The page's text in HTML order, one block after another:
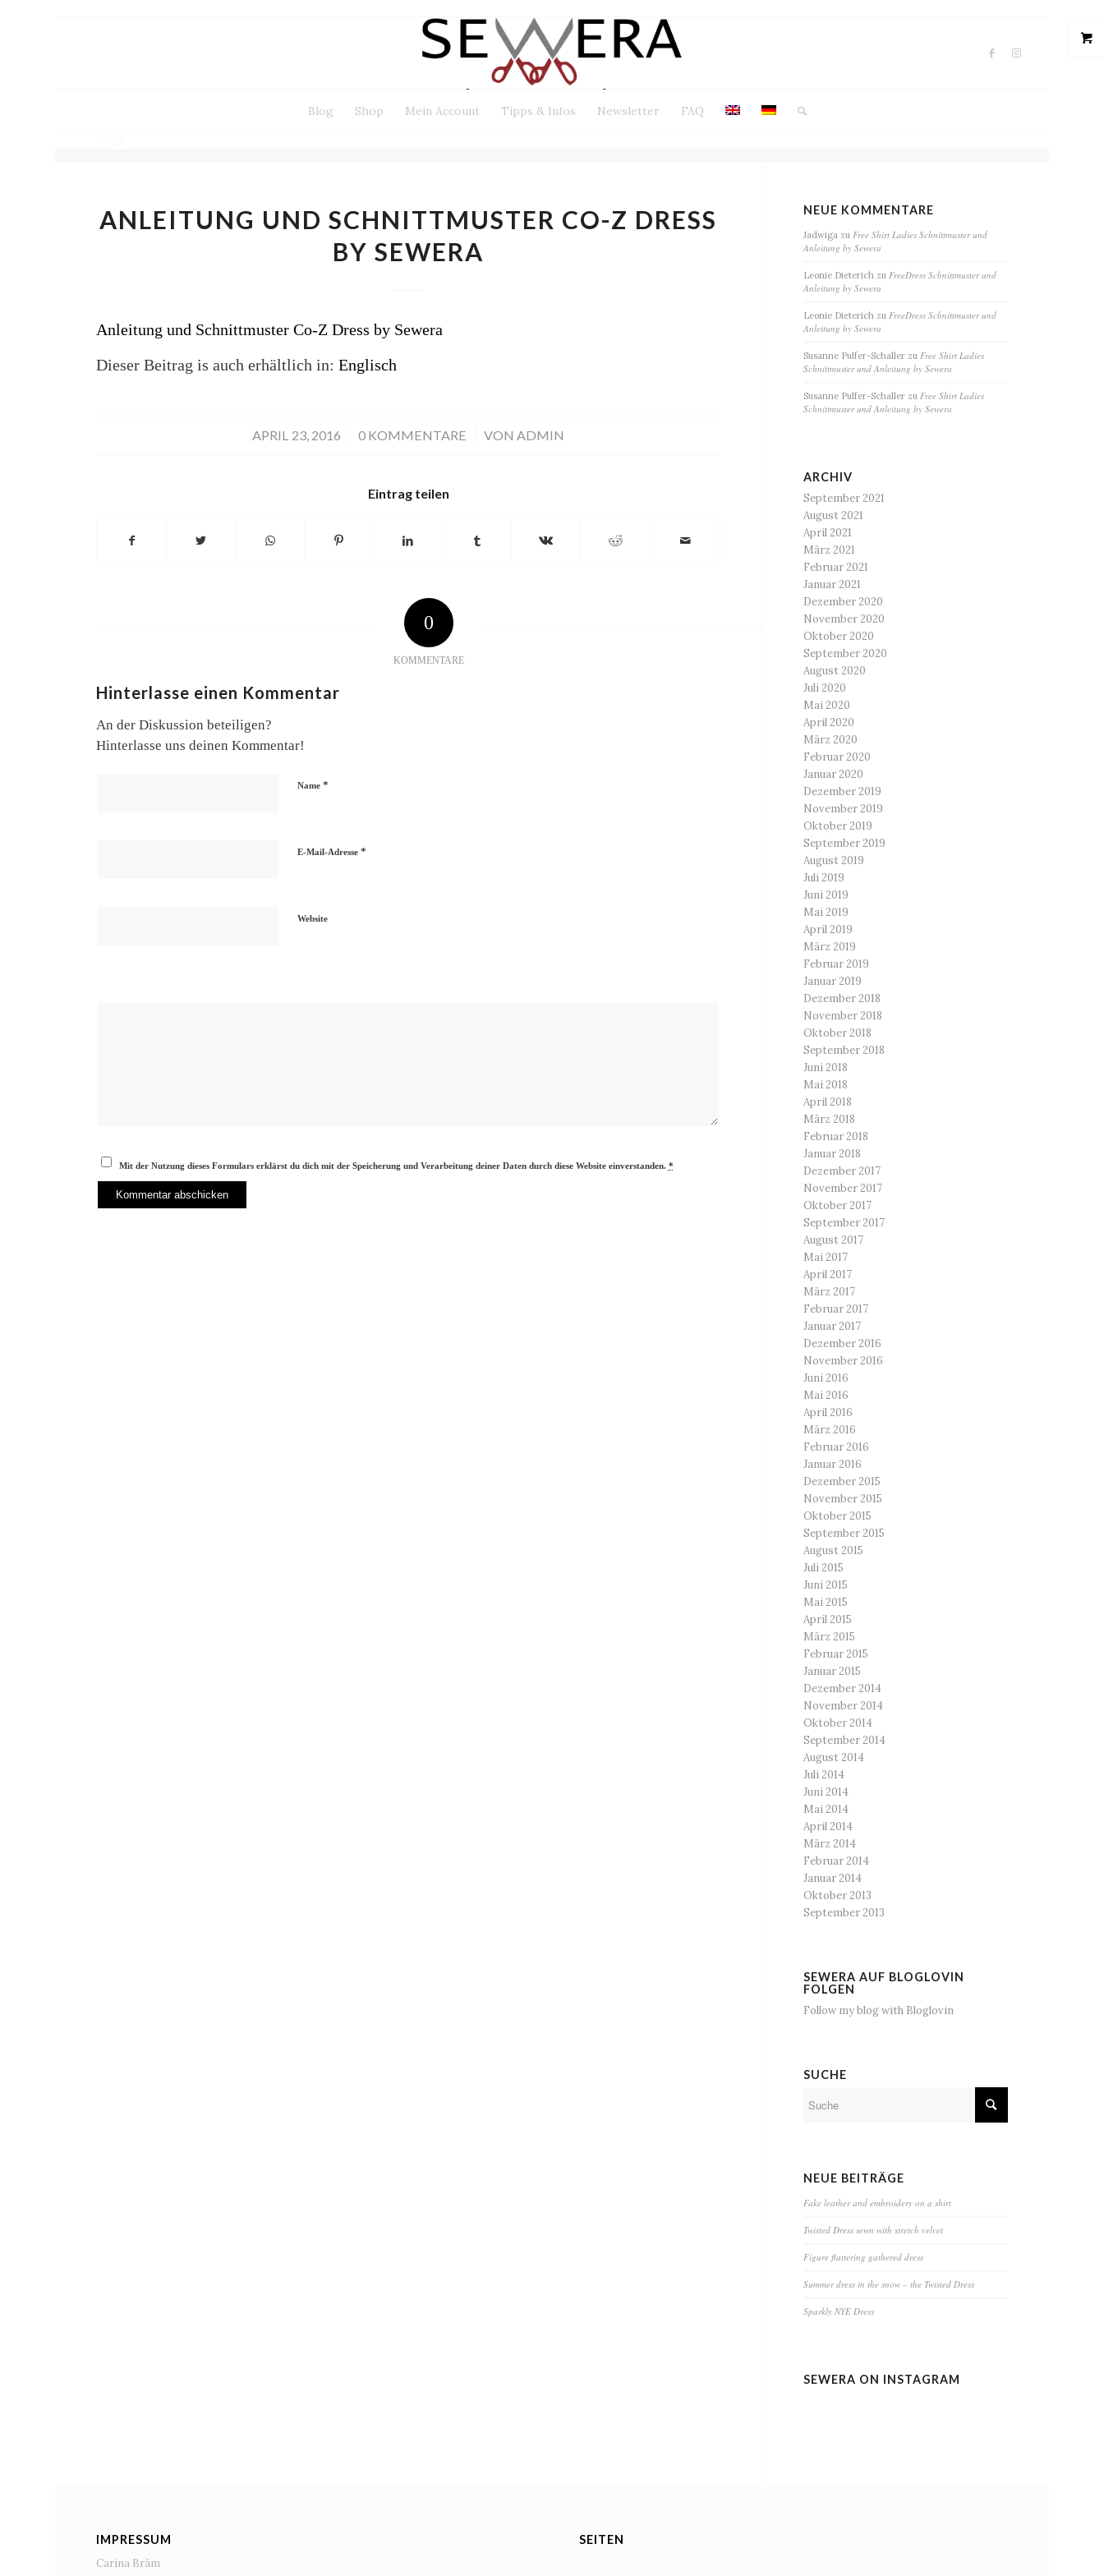
Blog Shop Mein Account Tipps & Infos Newsletter FAQ
ANLEITUNG UND SCHNITTMUSTER CO-Z DRESS
BY SEWERA
Anleitung und Schnittmuster Co-Z Dress by Sewera
Dieser Beitrag is auch erhältlich in:Englisch
APRIL 23, 2016
/ 0 KOMMENTARE
/ VONADMIN
Eintrag teilen
0
KOMMENTARE
Hinterlasse einen Kommentar
An der Diskussion beteiligen?
Hinterlasse uns deinen Kommentar!
Name*
E-Mail-Adresse*
Website
Mit der Nutzung dieses Formulars erklärst du dich mit der Speicherung und Verarbeitung deiner Daten durch diese Website einverstanden. *
NEUE KOMMENTARE
Jadwiga zuFree Shirt Ladies Schnittmuster und
Anleitung by Sewera
Leonie Dieterich zuFreeDress Schnittmuster und
Anleitung by Sewera
Leonie Dieterich zuFreeDress Schnittmuster und
Anleitung by Sewera
Susanne Pulfer-Schaller zuFree Shirt Ladies
Schnittmuster und Anleitung by Sewera
Susanne Pulfer-Schaller zuFree Shirt Ladies
Schnittmuster und Anleitung by Sewera
ARCHIV
September 2021
August 2021
April 2021
März 2021
Februar 2021
Januar 2021
Dezember 2020
November 2020
Oktober 2020
September 2020
August 2020
Juli 2020
Mai 2020
April 2020
März 2020
Februar 2020
Januar 2020
Dezember 2019
November 2019
Oktober 2019
September 2019
August 2019
Juli 2019
Juni 2019
Mai 2019
April 2019
März 2019
Februar 2019
Januar 2019
Dezember 2018
November 2018
Oktober 2018
September 2018
Juni 2018
Mai 2018
April 2018
März 2018
Februar 2018
Januar 2018
Dezember 2017
November 2017
Oktober 2017
September 2017
August 2017
Mai 2017
April 2017
März 2017
Februar 2017
Januar 2017
Dezember 2016
November 2016
Juni 2016
Mai 2016
April 2016
März 2016
Februar 2016
Januar 2016
Dezember 2015
November 2015
Oktober 2015
September 2015
August 2015
Juli 2015
Juni 2015
Mai 2015
April 2015
März 2015
Februar 2015
Januar 2015
Dezember 2014
November 2014
Oktober 2014
September 2014
August 2014
Juli 2014
Juni 2014
Mai 2014
April 2014
März 2014
Februar 2014
Januar 2014
Oktober 2013
September 2013
SEWERA AUF BLOGLOVIN
FOLGEN
Follow my blog with Bloglovin
SUCHE
NEUE BEITRÄGE
Fake leather and embroidery on a shirt
Twisted Dress sewn with stretch velvet
Figure flattering gathered dress
Summer dress in the snow – the Twisted Dress
Sparkly NYE Dress
SEWERA ON INSTAGRAM
IMPRESSUM
Carina Bräm
SEITEN